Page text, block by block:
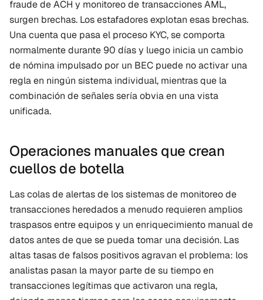
fraude de ACH y monitoreo de transacciones AML,
surgen brechas. Los estafadores explotan esas brechas.
Una cuenta que pasa el proceso KYC, se comporta
normalmente durante 90 días y luego inicia un cambio
de nómina impulsado por un BEC puede no activar una
regla en ningún sistema individual, mientras que la
combinación de señales sería obvia en una vista
unificada.
Operaciones manuales que crean
cuellos de botella
Las colas de alertas de los sistemas de monitoreo de
transacciones heredados a menudo requieren amplios
traspasos entre equipos y un enriquecimiento manual de
datos antes de que se pueda tomar una decisión. Las
altas tasas de falsos positivos agravan el problema: los
analistas pasan la mayor parte de su tiempo en
transacciones legítimas que activaron una regla,